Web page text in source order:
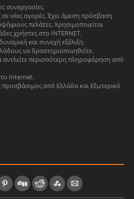
συνεργασίες.
σε νέες αγορές. Έχει άμεση πρόσβαση
πελάτες. Χρησιμοποιείται
χρήστες στο INTERNET.
και συνεχή εξέλιξη.
να δραστηριοποιηθείτε.
αντλείτε περισσότερη πληροφόρηση από
Internet.
προσβάσιμος από Ελλάδα και Εξωτερικό